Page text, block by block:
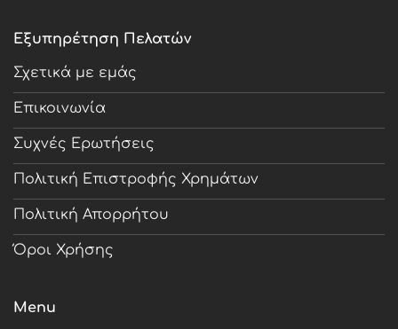
Εξυπηρέτηση Πελατών
Σχετικά με εμάς
Επικοινωνία
Συχνές Ερωτήσεις
Πολιτική Επιστροφής Χρημάτων
Πολιτική Απορρήτου
Όροι Χρήσης
Menu